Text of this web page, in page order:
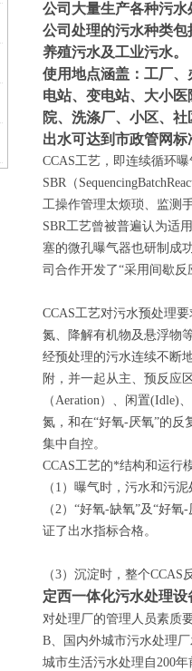
公司大量生产各种污
公司处理的污水种类
养殖污水及工业污水。
使用地点涵盖：工厂
电站、变电站、大小
院、洗涤厂、小区、
出水可达到市政管网
CCAS工艺，即连续循环
SBR（
工操作管理太烦琐、监测
SBR工艺曾被普遍认为适
塞的微孔曝气器也研制成
司合作开发了“采用间歇
CCAS工艺对污水预处理
氮、降解有机物及悬浮物
经预处理的污水连续不断
附，并一起从主、预反应
（Aeration）、闲置(Idle)
氮，和在“好氧-厌氧”的
集中自控。
CCAS工艺的*结构和运行
（1）曝气时，污水和污
（2）“好氧-缺氧”及“好
证了出水指标合格。
（3）沉淀时，整个
定西一体化污水处理设
对处理厂的管理人员素质
B、国内外城市污水处理
城市生活污水处理自200